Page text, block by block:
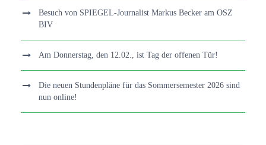
Besuch von SPIEGEL-Journalist Markus Becker am OSZ
BIV
Am Donnerstag, den 12.02., ist Tag der offenen Tür!
Die neuen Stundenpläne für das Sommersemester 2026 sind
nun online!